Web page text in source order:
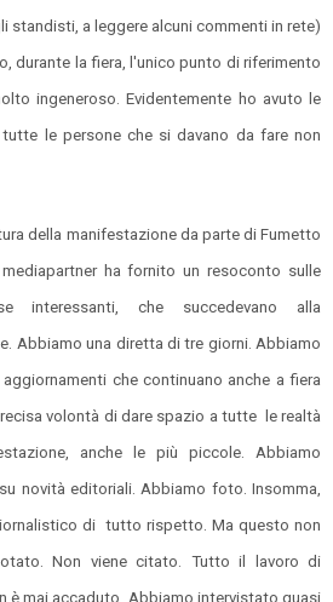
standisti, a leggere alcuni commenti in rete)
durante la fiera, l'unico punto di riferimento
ingeneroso. Evidentemente ho avuto le
tutte le persone che si davano da fare non
della manifestazione da parte di Fumetto
ha fornito un resoconto sulle
che succedevano alla
Abbiamo una diretta di tre giorni. Abbiamo
che continuano anche a fiera
volontà di dare spazio a tutte le realtà
anche le più piccole. Abbiamo
novità editoriali. Abbiamo foto. Insomma,
di tutto rispetto. Ma questo non
Non viene citato. Tutto il lavoro di
è mai accaduto. Abbiamo intervistato quasi